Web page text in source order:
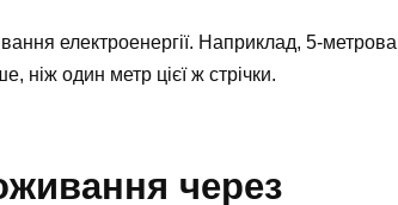
електроенергії. Наприклад, 5-метрова
ніж один метр цієї ж стрічки.
через